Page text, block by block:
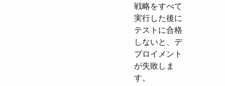
戦略をすべて
実行した後に
テストに合格
しないと、デ
プロイメント
が失敗しま
す。